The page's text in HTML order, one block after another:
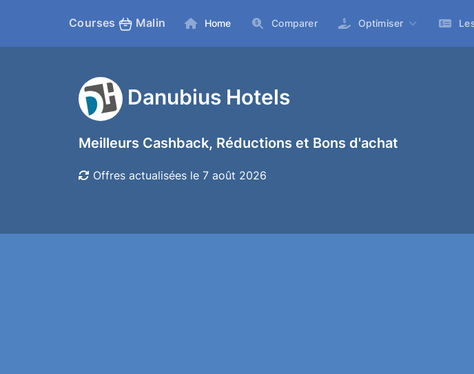
Courses Malin Home Comparer Optimiser
Danubius Hotels
Meilleurs Cashback, Réductions et Bons d'achat
Offres actualisées le 7 août 2026